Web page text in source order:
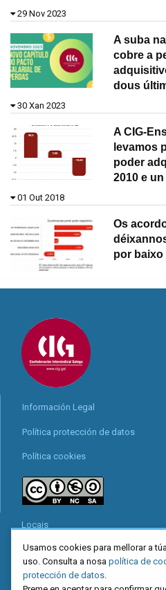
29 Nov 2023
A suba
cobre a
dous
30 Xan 2023
A CIG-
levamos
poder
2010 e
01 Out 2018
Os
por baixo
Información Legal
Política protección de datos
Política cookies
Locais
Mapa web
Redes sociais
Usamos cookies para mellorar a
uso. Consulta a nosa política de
protección de datos